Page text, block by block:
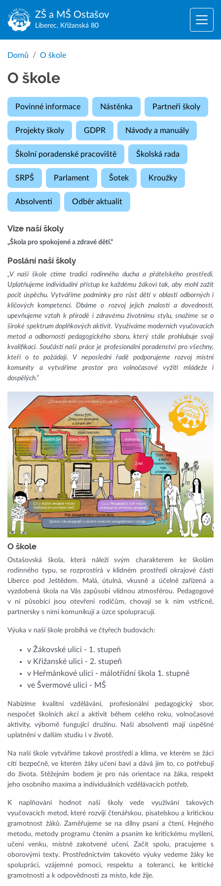
ZŠ a MŠ Ostašov
Liberec, Křižanská 80
Domů O škole
O škole
Povinné informace Nástěnka Partneři školy
Projekty školy GDPR Návody a manuály
Školní poradenské pracoviště Školská rada
SRPŠ Parlament Šotek Kroužky
Absolventi Odběr aktualit
Vize naší školy
„Škola pro spokojené a zdravé děti.“
Poslání naší školy
„V naší škole ctíme tradici rodinného ducha a přátelského prostředí.
Uplatňujeme individuální přístup ke každému žákovi tak, aby mohl zažít
pocit úspěchu. Vytváříme podmínky pro růst dětí v oblasti odborných i
klíčových kompetencí. Dbáme o rozvoj jejich znalostí a dovedností,
upevňujeme vztah k přírodě i zdravému životnímu stylu, snažíme se o
široké spektrum doplňkových aktivit. Využíváme moderních vyučovacích
metod a odbornosti pedagogického sboru, který stále prohlubuje svoji
kvalifikaci. Součástí naší práce je profesionální poradenství pro všechny,
kteří o to požádají. V neposlední řadě podporujeme rozvoj místní
komunity a vytváříme prostor pro volnočasové vyžití mládeže i
dospělých.“
O škole
Ostašovská škola, která náleží svým charakterem ke školám
rodinného typu, se rozprostírá v klidném prostředí okrajové části
Liberce pod Ještědem. Malá, útulná, vkusně a účelně zařízená a
vyzdobená škola na Vás zapůsobí vlídnou atmosférou. Pedagogové
v ní působící jsou otevřeni rodičům, chovají se k nim vstřícně,
partnersky s nimi komunikují a úzce spolupracují.
Výuka v naší škole probíhá ve čtyřech budovách:
v Žákovské ulici - 1. stupeň
v Křižanské ulici - 2. stupeň
v Heřmánkové ulici - málotřídní škola 1. stupně
ve Švermové ulici - MŠ
Nabízíme kvalitní vzdělávání, profesionální pedagogický sbor,
nespočet školních akcí a aktivit během celého roku, volnočasové
aktivity, výborně fungující družinu. Naši absolventi mají úspěšné
uplatnění v dalším studiu i v životě.
Na naší škole vytváříme takové prostředí a klima, ve kterém se žáci
cítí bezpečně, ve kterém žáky učení baví a dává jim to, co potřebují
do života. Stěžejním bodem je pro nás orientace na žáka, respekt
jeho osobního maxima a individuálních vzdělávacích potřeb.
K naplňování hodnot naší školy vede využívání takových
vyučovacích metod, které rozvíjí čtenářskou, pisatelskou a kritickou
gramotnost žáků. Zaměřujeme se na dílny psaní a čtení, Hejného
metodu, metody programu čtením a psaním ke kritickému myšlení,
učení venku, místně zakotvené učení, Začít spolu, pracujeme s
oborovými texty. Prostřednictvím takovéto výuky vedeme žáky ke
spolupráci, vzájemné pomoci, respektu a toleranci, ke kritické
gramotnosti a k odpovědnosti za místo, kde žije.